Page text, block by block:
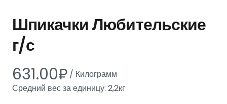
Шпикачки Любительские
г/с
631.00₽ / Килограмм
Средний вес за единицу: 2,2кг